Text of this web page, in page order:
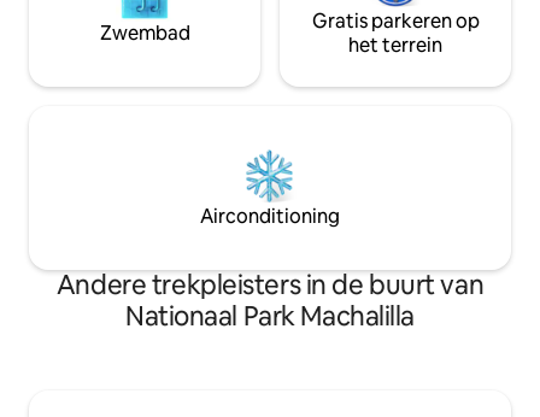
Zwembad
Gratis parkeren op
het terrein
Airconditioning
Andere trekpleisters in de buurt van
Nationaal Park Machalilla